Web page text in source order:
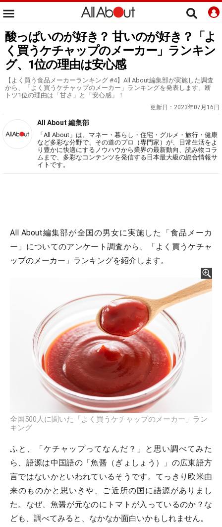
酸っぱいのが好き？ 甘いのが好き？「よ
く買うケチャップのメーカー」ランキン
グ、1位の理由は安心感
【よく買う食品メーカーランキング #4】All About編集部が実施した調査
から、「よく買うケチャップのメーカー」ランキングを発表します。断
トツ1位の理由は「甘さ」と「安心感」！
更新日： 2023年07月16日
All About 編集部
「All About」は、マネー・暮らし・住宅・グルメ・旅行・健康
など多彩な分野で、その道のプロ（専門家）が、日常生活をよ
り豊かに快適にするノウハウから業界の最新動向、読み物コラ
ムまで、多彩なコンテンツを発信する日本最大級の総合情報サ
イトです。
All About編集部が全国の男女に実施した「食品メーカ
ー」についてのアンケート調査から、「よく買うケチャ
ップのメーカー」ランキングを紹介します。
全国500人に聞いた「よく買うケチャップのメーカー」ラン
キング
ふと、「ケチャップってなんだ？」と思い調べてみた
ら、語源は中国語の「魚醤（ぎょしょう）」の広東語方
言ではないかといわれているそうです。てっきり欧米由
来のものかと思いきや、ご近所の国に語源がありまし
た。なぜ、魚醤が元なのにトマトが入っているのか？な
ども、調べてみると、なかなか面白いかもしれません。